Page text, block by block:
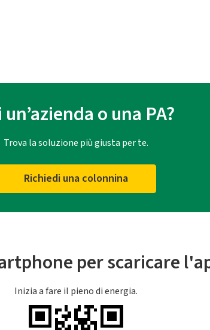
un’azienda o una PA?
Trova la soluzione più giusta per te.
Richiedi una colonnina
per scaricare
Inizia a fare il pieno di energia.